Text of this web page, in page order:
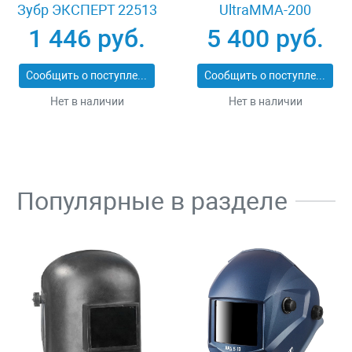
Зубр ЭКСПЕРТ 22513
1 446 руб.
Сообщить о поступлении
Нет в наличии
UltraMMA-200
Compact 8012559
5 400 руб.
Сообщить о поступлении
Нет в наличии
Популярные в разделе